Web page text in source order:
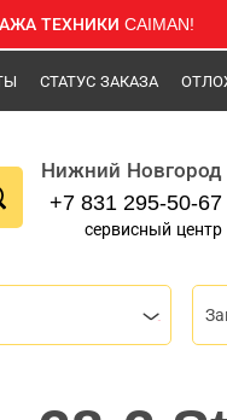
ТЕХНИКИ CAIMAN!
СТАТУС ЗАКАЗА
Нижний Новгород
+7 831 295-50-67
сервисный центр